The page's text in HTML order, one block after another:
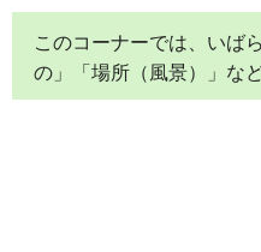
このコーナーでは、いば
の」「場所（風景）」な